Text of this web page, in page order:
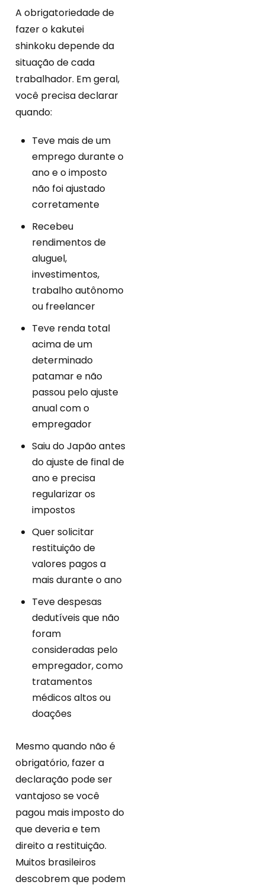
A obrigatoriedade de
fazer o kakutei
shinkoku depende da
situação de cada
trabalhador. Em geral,
você precisa declarar
quando:
Teve mais de um
emprego durante o
ano e o imposto
não foi ajustado
corretamente
Recebeu
rendimentos de
aluguel,
investimentos,
trabalho autônomo
ou freelancer
Teve renda total
acima de um
determinado
patamar e não
passou pelo ajuste
anual com o
empregador
Saiu do Japão antes
do ajuste de final de
ano e precisa
regularizar os
impostos
Quer solicitar
restituição de
valores pagos a
mais durante o ano
Teve despesas
dedutíveis que não
foram
consideradas pelo
empregador, como
tratamentos
médicos altos ou
doações
Mesmo quando não é
obrigatório, fazer a
declaração pode ser
vantajoso se você
pagou mais imposto do
que deveria e tem
direito a restituição.
Muitos brasileiros
descobrem que podem